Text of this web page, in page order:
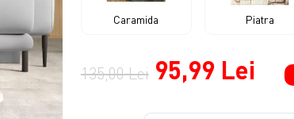
Caramida Piatra
135,00 Lei 95,99 Lei